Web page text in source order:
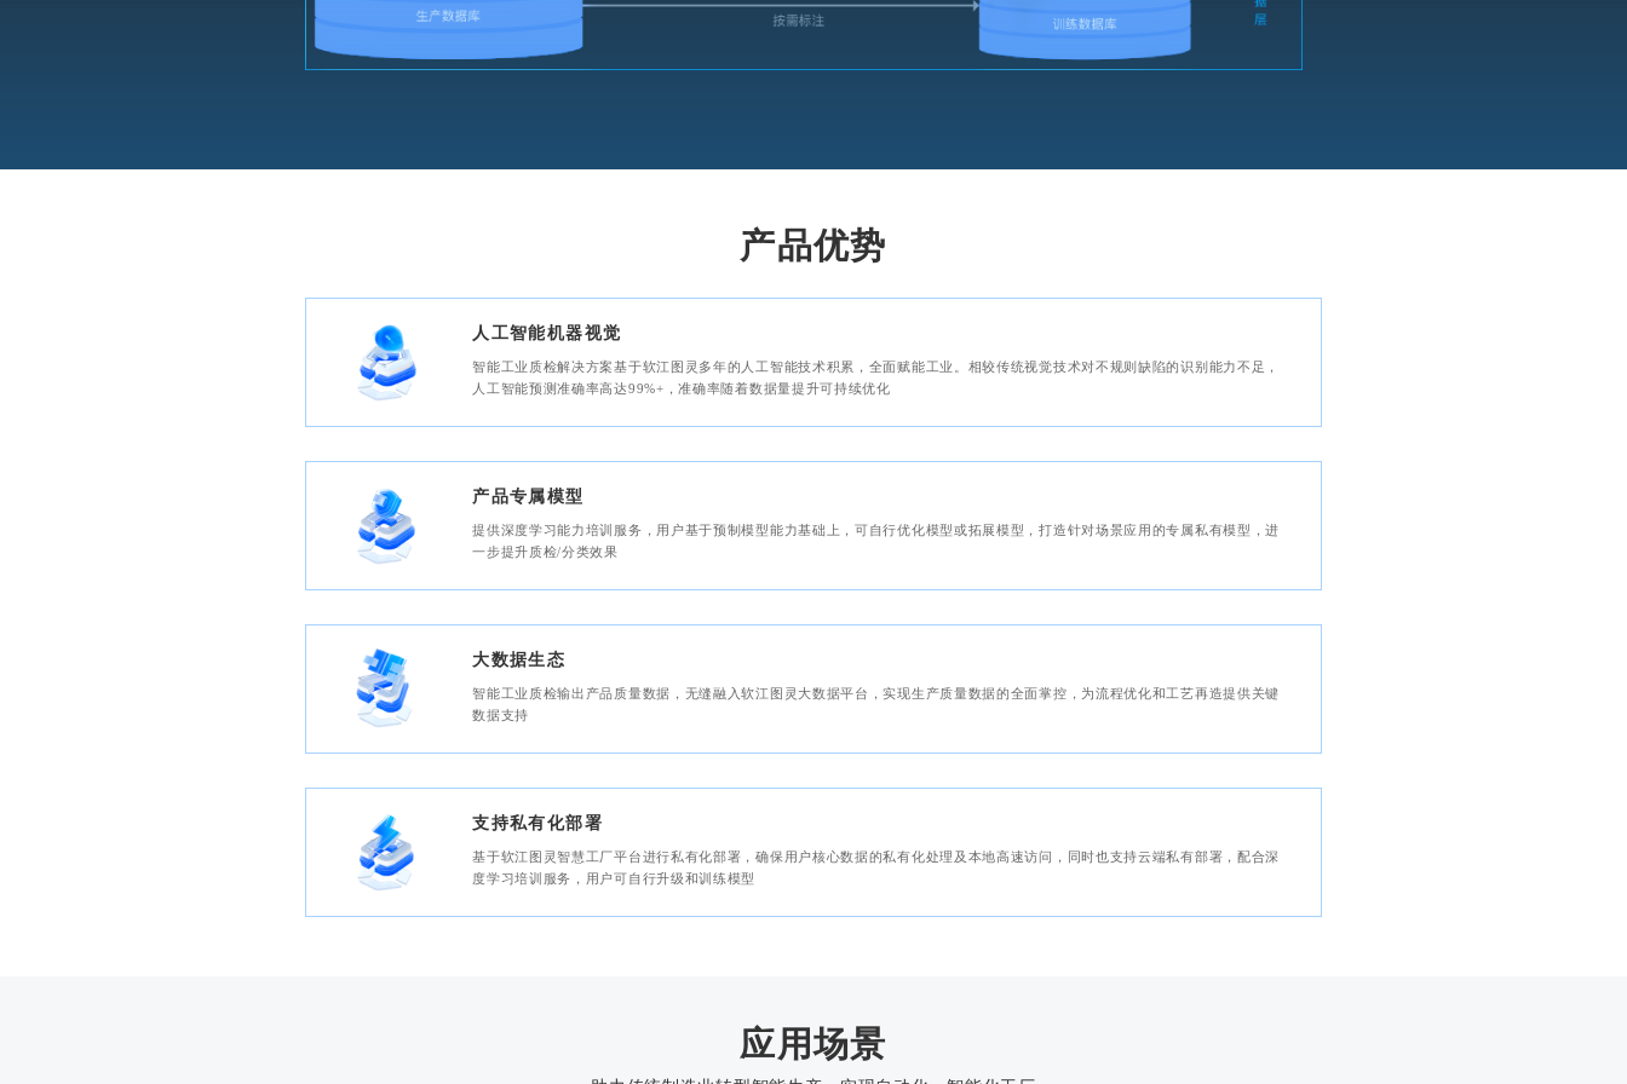
产品优势
人工智能机器视觉
智能工业质检解决方案基于软江图灵多年的人工智能技术积累，全面赋能工业。相较传统视觉技术对不规则缺陷的识别能力不足，
人工智能预测准确率高达99%+，准确率随着数据量提升可持续优化
产品专属模型
提供深度学习能力培训服务，用户基于预制模型能力基础上，可自行优化模型或拓展模型，打造针对场景应用的专属私有模型，进
一步提升质检/分类效果
大数据生态
智能工业质检输出产品质量数据，无缝融入软江图灵大数据平台，实现生产质量数据的全面掌控，为流程优化和工艺再造提供关键
数据支持
支持私有化部署
基于软江图灵智慧工厂平台进行私有化部署，确保用户核心数据的私有化处理及本地高速访问，同时也支持云端私有部署，配合深
度学习培训服务，用户可自行升级和训练模型
应用场景